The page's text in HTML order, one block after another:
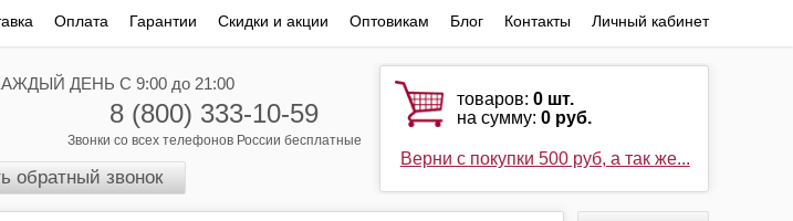
Оплата Гарантии Скидки и акции Оптовикам Блог Контакты Личный кабинет
ДЕНЬ С 9:00 до 21:00
8 (800) 333-10-59
Звонки со всех телефонов России бесплатные
обратный звонок
товаров:0 шт.
на сумму:0 руб.
Верни с покупки 500 руб, а так же...